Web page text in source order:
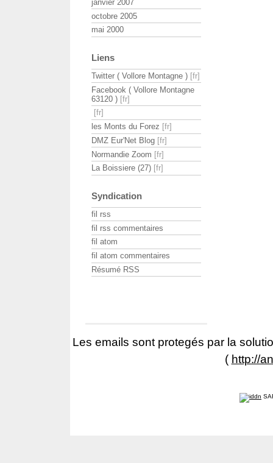
janvier 2007
octobre 2005
mai 2000
Liens
Twitter ( Vollore Montagne )
Facebook ( Vollore Montagne
63120 )
les Monts du Forez
DMZ Eur'Net Blog
Normandie Zoom
La Boissiere (27)
Syndication
fil rss
fil rss commentaires
fil atom
fil atom commentaires
Résumé RSS
Les emails sont protegés par la
( http://